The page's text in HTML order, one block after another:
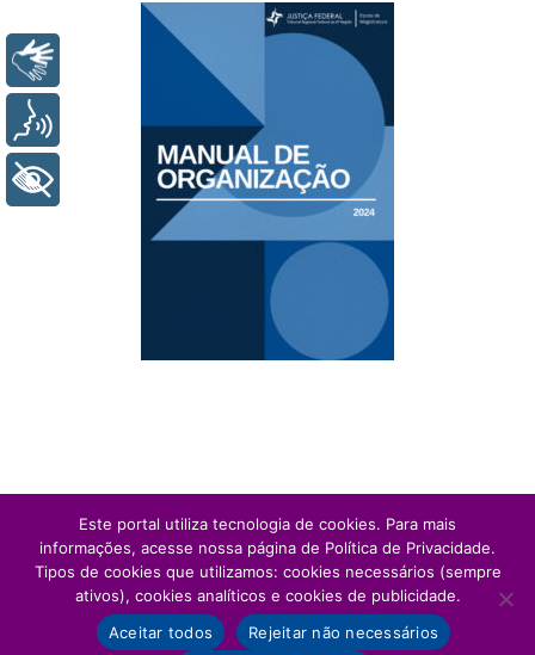
Este portal utiliza tecnologia de cookies. Para mais
informações, acesse nossa página de Política de Privacidade.
Tipos de cookies que utilizamos: cookies necessários (sempre
ativos), cookies analíticos e cookies de publicidade.
Aceitar todos
Rejeitar não necessários
+ Acessibilidade